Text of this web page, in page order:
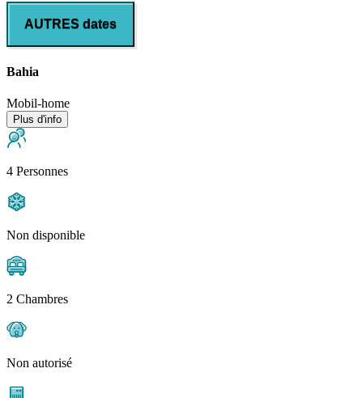
AUTRES dates
Bahia
Mobil-home
Plus d'info
4 Personnes
Non disponible
2 Chambres
Non autorisé